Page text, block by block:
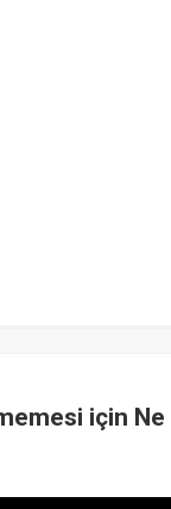
için Ne